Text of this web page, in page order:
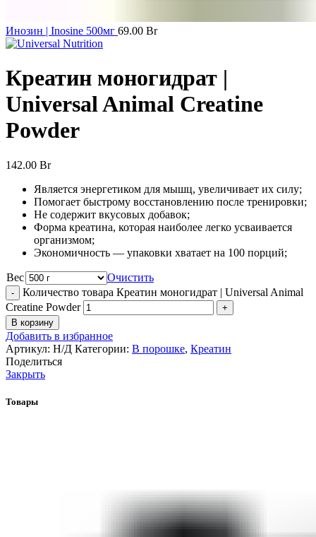
Инозин | Inosine 500мг 69.00 Br
Креатин моногидрат |
Universal Animal Creatine
Powder
142.00 Br
Является энергетиком для мышц, увеличивает их силу;
Помогает быстрому восстановлению после тренировки;
Не содержит вкусовых добавок;
Форма креатина, которая наиболее легко усваивается
организмом;
Экономичность — упаковки хватает на 100 порций;
Вес
Очистить
Количество товара Креатин моногидрат | Universal Animal
Creatine Powder
В корзину
Добавить в избранное
Артикул: Н/Д Категории: В порошке, Креатин
Поделиться
Закрыть
Товары